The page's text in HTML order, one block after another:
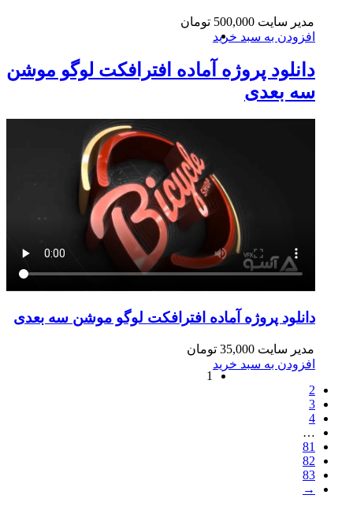
مدیر سایت 500,000 تومان
افزودن به سبد خرید
دانلود پروژه آماده افترافکت لوگو موشن
سه بعدی
دانلود پروژه آماده افترافکت لوگو موشن سه بعدی
مدیر سایت 35,000 تومان
افزودن به سبد خرید
1
2
3
4
…
81
82
83
→